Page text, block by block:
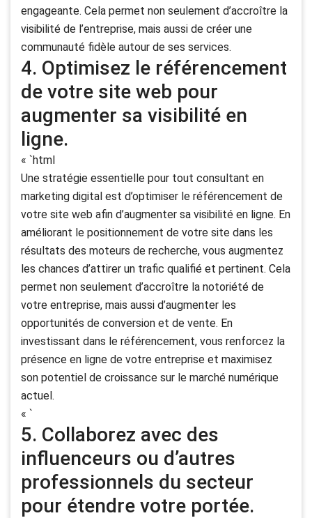
engageante. Cela permet non seulement d’accroître la
visibilité de l’entreprise, mais aussi de créer une
communauté fidèle autour de ses services.
4. Optimisez le référencement
de votre site web pour
augmenter sa visibilité en
ligne.
« `html
Une stratégie essentielle pour tout consultant en
marketing digital est d’optimiser le référencement de
votre site web afin d’augmenter sa visibilité en ligne. En
améliorant le positionnement de votre site dans les
résultats des moteurs de recherche, vous augmentez
les chances d’attirer un trafic qualifié et pertinent. Cela
permet non seulement d’accroître la notoriété de
votre entreprise, mais aussi d’augmenter les
opportunités de conversion et de vente. En
investissant dans le référencement, vous renforcez la
présence en ligne de votre entreprise et maximisez
son potentiel de croissance sur le marché numérique
actuel.
« `
5. Collaborez avec des
influenceurs ou d’autres
professionnels du secteur
pour étendre votre portée.